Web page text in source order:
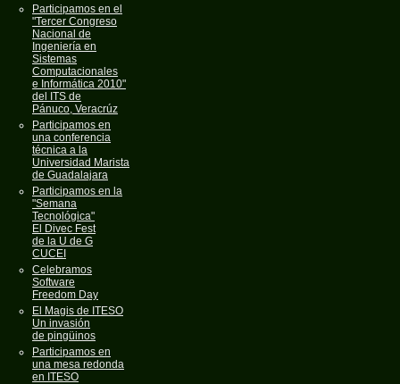
Participamos en el
"Tercer Congreso
Nacional de
Ingeniería en
Sistemas
Computacionales
e Informática 2010"
del ITS de
Pánuco, Veracrúz
Participamos en
una conferencia
técnica a la
Universidad Marista
de Guadalajara
Participamos en la
"Semana
Tecnológica"
El Divec Fest
de la U de G
CUCEI
Celebramos
Software
Freedom Day
El Magis de ITESO
Un invasión
de pingüinos
Participamos en
una mesa redonda
en ITESO